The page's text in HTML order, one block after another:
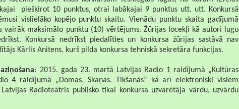
piešķirot 10 punktus, otrai labākajai 9 punktus utt. utt. Konkursā
vislielāko kopējo punktu skaitu. Vienādu punktu skaita gadījumā
vairāk maksimālo punktu (10) vērtējums. Žūrijas locekļi kā autori lugu
Konkursā nedrīkst piedalīties un konkursa žūrijas sastāvā nav
Kārlis Anitens, kurš pilda konkursa tehniskā sekretāra funkcijas.
: 2015. gada 23. martā Latvijas Radio 1 raidījumā „Kultūras
4 raidījumā „Domas. Skaņas. Tikšanās” kā arī elektroniski visiem
Radioteātris publisko tikai konkursa uzvarētāja vārdu, uzvārdu